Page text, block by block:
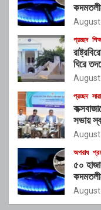
August
প্রচ্ছদ
ঘিরে
August
প্রচ্ছদ
সভায়
August
অপরাধ
৫০
অভিযোগ
August